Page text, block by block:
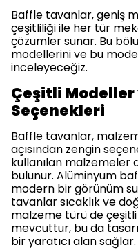
Baffle tavanlar, geniş
çeşitliliği ile her tür
çözümler sunar. Bu
modellerini ve bu
inceleyeceğiz.
Çeşitli Modeller
Seçenekleri
Baffle tavanlar,
açısından zengin
kullanılan malzemeler
bulunur. Alüminyum
modern bir görünüm
tavanlar sıcaklık ve
malzeme türü de
mevcuttur, bu da
bir yaratıcı alan sağlar.